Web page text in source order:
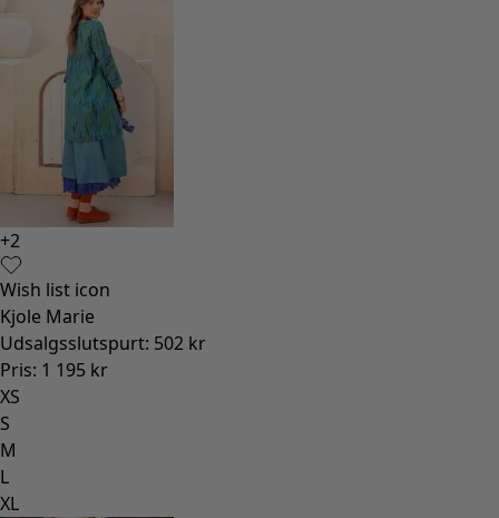
+2
Wish list icon
Kjole Marie
Udsalgsslutspurt: 502 kr
Pris: 1 195 kr
XS
S
M
L
XL